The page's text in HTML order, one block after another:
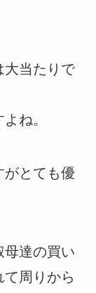
大当たりで
ね。
がとても優
母達の買い
周りから